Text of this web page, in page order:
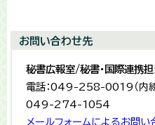
お問い合わせ先
秘書広報室/秘書・国際連携担
電話：049-258-0019（内
049-274-1054
メールフォームによるお問い